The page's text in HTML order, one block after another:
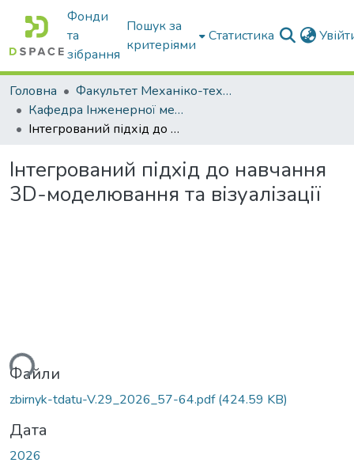
Фонди
та
зібрання
Пошук за
критеріями
Статистика
Головна
Факультет Механіко-технологічний
Кафедра Інженерної механіки та комп'ютерного проектування
Інтегрований підхід до навчання 3D-моделювання та візуалізації
Інтегрований підхід до навчання
3D-моделювання та візуалізації
Файли
zbirnyk-tdatu-V.29_2026_57-64.pdf(424.59 KB)
Дата
2026